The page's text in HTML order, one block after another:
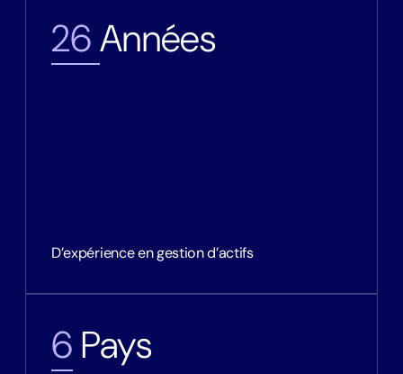
26Années
D’expérience en gestion d’actifs
6 Pays